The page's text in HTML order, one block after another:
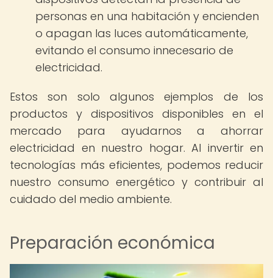
personas en una habitación y encienden
o apagan las luces automáticamente,
evitando el consumo innecesario de
electricidad.
Estos son solo algunos ejemplos de los
productos y dispositivos disponibles en el
mercado para ayudarnos a ahorrar
electricidad en nuestro hogar. Al invertir en
tecnologías más eficientes, podemos reducir
nuestro consumo energético y contribuir al
cuidado del medio ambiente.
Preparación económica